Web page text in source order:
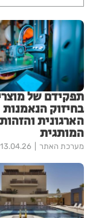
תפקידם של
בחיזוק הנאמנות
הארגונית והזהות
המותגית
מערכת האתר 13.04.26